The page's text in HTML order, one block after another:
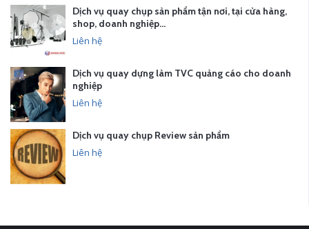
Dịch vụ quay chụp sản phẩm tận nơi, tại cửa hàng,
shop, doanh nghiệp…
Liên hệ
Dịch vụ quay dựng làm TVC quảng cáo cho doanh
nghiệp
Liên hệ
Dịch vụ quay chụp Review sản phẩm
Liên hệ